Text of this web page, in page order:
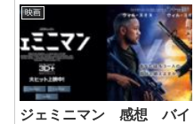
映画
ジェミニマン 感想 バイ